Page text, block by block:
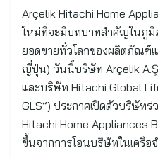
Arçelik Hitachi Home
ใหม่ที่จะมีบทบาทสำคัญในภูมิ
ยอดขายทั่วโลกของผลิตภัณฑ์
ญี่ปุ่น) วันนี้บริษัท Arçelik A.Ş.
และบริษัท Hitachi Global
GLS”) ประกาศเปิดตัวบริษัท
Hitachi Home Appliances
ขึ้นจากการโอนบริษัทในเครือ